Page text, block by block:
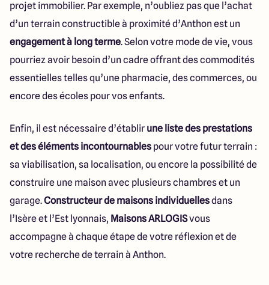
projet immobilier. Par exemple, n’oubliez pas que l’achat
d’un terrain constructible à proximité d’Anthon est un
engagement à long terme. Selon votre mode de vie, vous
pourriez avoir besoin d’un cadre offrant des commodités
essentielles telles qu’une pharmacie, des commerces, ou
encore des écoles pour vos enfants.
Enfin, il est nécessaire d’établir une liste des prestations
et des éléments incontournables pour votre futur terrain :
sa viabilisation, sa localisation, ou encore la possibilité de
construire une maison avec plusieurs chambres et un
garage.Constructeur de maisons individuellesdans
l’Isère et l’Est lyonnais, Maisons ARLOGISvous
accompagne à chaque étape de votre réflexion et de
votre recherche de terrain à Anthon.